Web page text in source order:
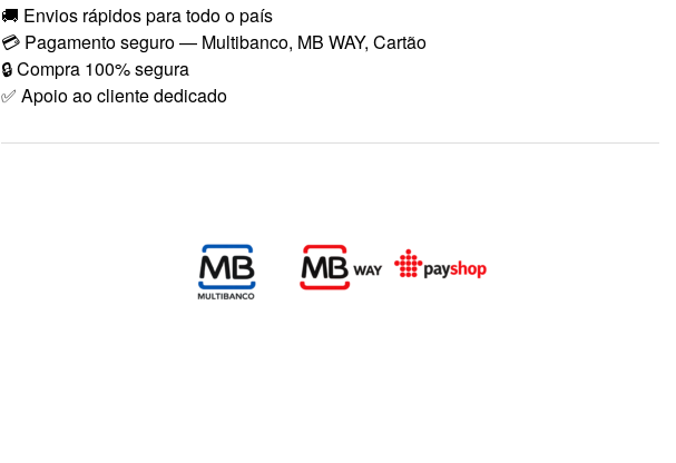
🚚 Envios rápidos para todo o país
💳 Pagamento seguro — Multibanco, MB WAY, Cartão
🔒 Compra 100% segura
✅ Apoio ao cliente dedicado